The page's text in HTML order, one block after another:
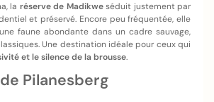
la réserve de Madikweséduit justement par
et préservé. Encore peu fréquentée, elle
faune abondante dans un cadre sauvage,
Une destination idéale pour ceux qui
et le silence de la brousse.
Pilanesberg